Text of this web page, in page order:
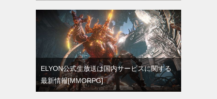
ELYON公式生放送は国内サービスに関する
最新情報[MMORPG]